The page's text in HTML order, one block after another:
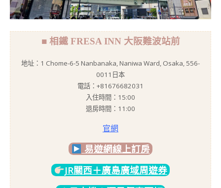
■ 相鐵 FRESA INN 大阪難波站前
地址：1 Chome-6-5 Nanbanaka, Naniwa Ward, Osaka, 556-
0011日本
電話：+81676682031
入住時間：15:00
退房時間：11:00
官網
易遊網線上訂房
JR關西＋廣島廣域周遊券